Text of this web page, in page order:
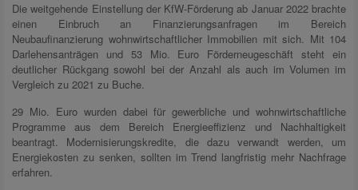
Die weitgehende Einstellung der KfW-Förderung ab Januar 2022 brachte
einen Einbruch an Finanzierungsanfragen im Bereich
Neubaufinanzierung wohnwirtschaftlicher Immobilien mit sich. Mit 104
Darlehensanträgen und 53 Mio. Euro Förderneugeschäft steht ein
deutlicher Rückgang sowohl bei der Anzahl als auch im Volumen im
Vergleich zu 2021 zu Buche.
29 Mio. Euro wurden dabei für gewerbliche und wohnwirtschaftliche
Programme aus dem Bereich Energieeffizienz und Nachhaltigkeit
beantragt. Modernisierungskredite, die dazu verwandt werden, um
Energiekosten zu senken, sollten im Trend langfristig mehr Nachfrage
erfahren.